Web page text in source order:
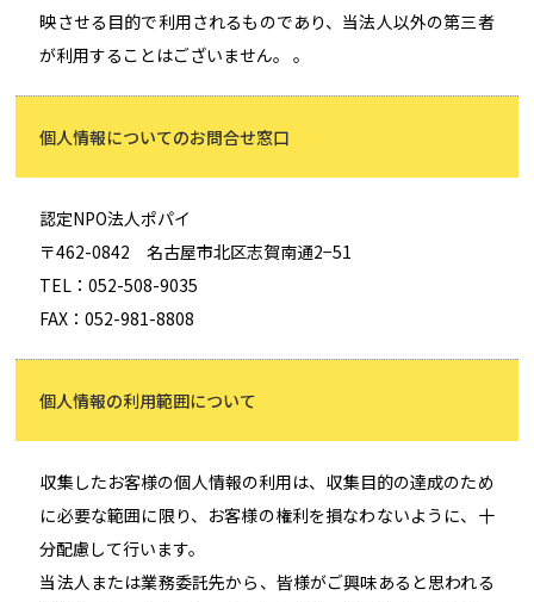
映させる目的で利用されるものであり、当法人以外の第三者
が利用することはございません。 。
個人情報についてのお問合せ窓口
認定NPO法人ポパイ
〒462-0842 名古屋市北区志賀南通2−51
TEL：052-508-9035
FAX：052-981-8808
個人情報の利用範囲について
収集したお客様の個人情報の利用は、収集目的の達成のため
に必要な範囲に限り、お客様の権利を損なわないように、十
分配慮して行います。
当法人または業務委託先から、皆様がご興味あると思われる